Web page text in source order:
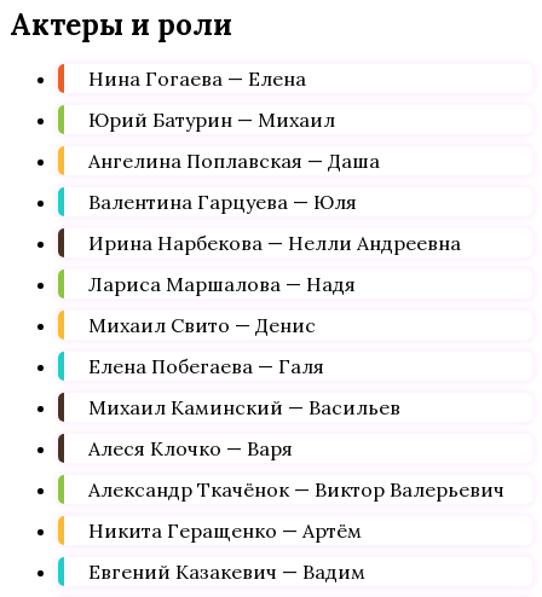
Актеры и роли
Нина Гогаева — Елена
Юрий Батурин — Михаил
Ангелина Поплавская — Даша
Валентина Гарцуева — Юля
Ирина Нарбекова — Нелли Андреевна
Лариса Маршалова — Надя
Михаил Свито — Денис
Елена Побегаева — Галя
Михаил Каминский — Васильев
Алеся Клочко — Варя
Александр Ткачёнок — Виктор Валерьевич
Никита Геращенко — Артём
Евгений Казакевич — Вадим